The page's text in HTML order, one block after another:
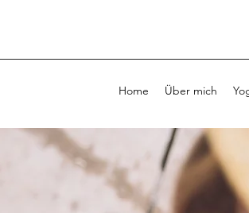
Home Über mich